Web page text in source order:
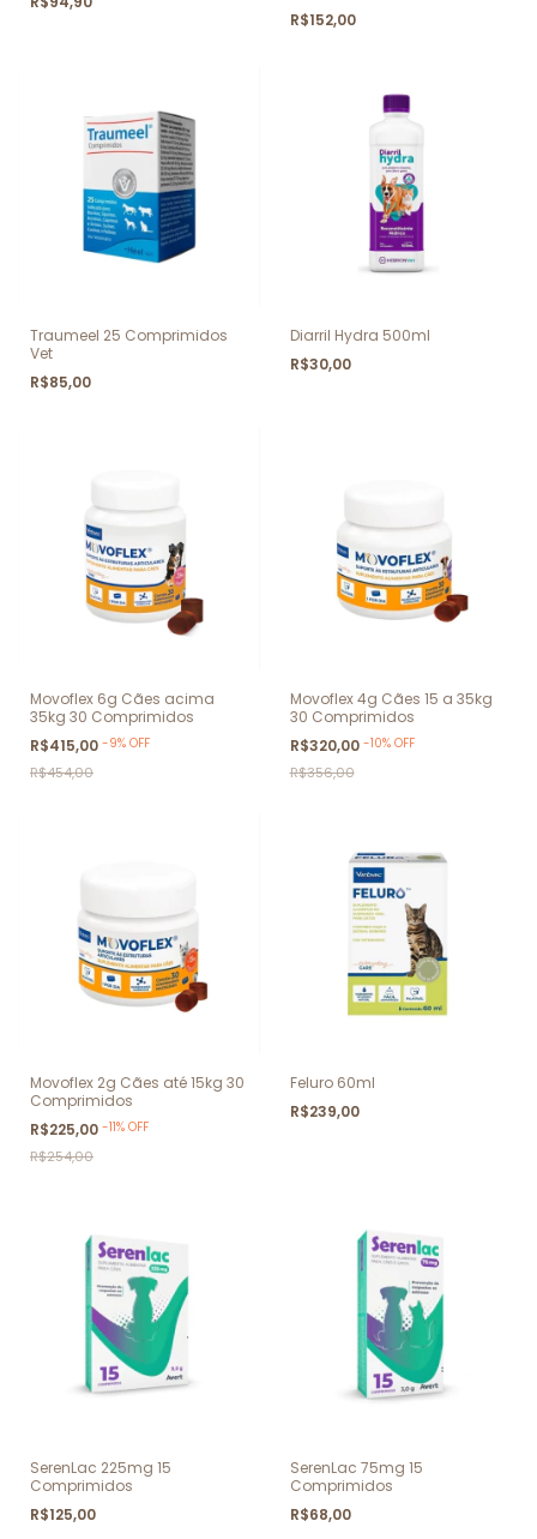
R$152,00
Traumeel 25 Comprimidos
Vet
R$85,00
Diarril Hydra 500ml
R$30,00
Movoflex 6g Cães acima
35kg 30 Comprimidos
R$415,00 -9% OFF
R$454,00
Movoflex 4g Cães 15 a 35kg
30 Comprimidos
R$320,00 -10% OFF
R$356,00
Movoflex 2g Cães até 15kg 30
Comprimidos
R$225,00 -11% OFF
R$254,00
Feluro 60ml
R$239,00
SerenLac 225mg 15
Comprimidos
R$125,00
SerenLac 75mg 15
Comprimidos
R$68,00